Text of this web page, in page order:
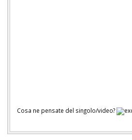
Cosa ne pensate del singolo/video?